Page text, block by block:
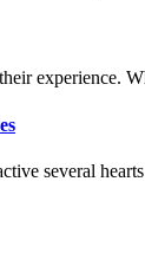
experience.
several